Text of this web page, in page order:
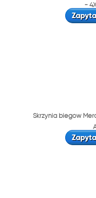
-
Skrzynia biegów